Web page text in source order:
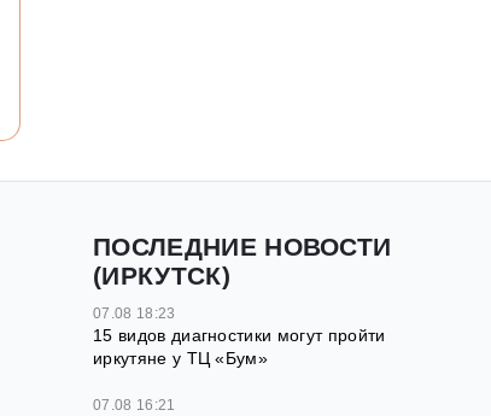
ПОСЛЕДНИЕ НОВОСТИ
(ИРКУТСК)
07.08 18:23
15 видов диагностики могут пройти
иркутяне у ТЦ «Бум»
07.08 16:21